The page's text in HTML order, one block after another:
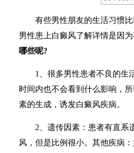
有些男性朋友的生活习惯比
男性患上白癜风了解详情是因
哪些呢?
1、很多男性患者不良的生活
时间内也不会看到什么影响，
素的生成，诱发白癜风疾病。
2、遗传因素：患者有直系遗
风，但是比例很小。其他疾病